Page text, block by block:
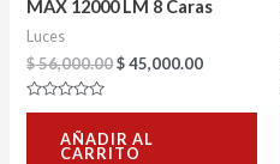
MAX 12000 LM 8 Caras
Luces
$56,000.00$45,000.00
Valorado
AÑADIR AL
CARRITO